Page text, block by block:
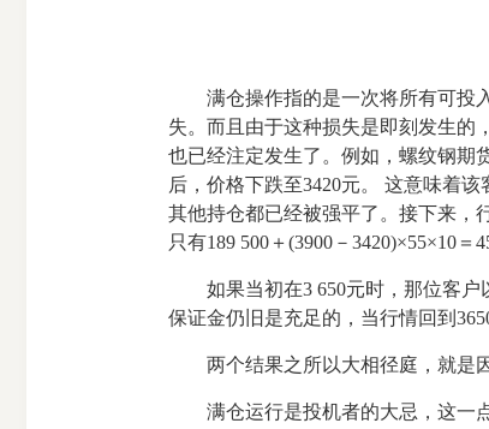
满仓操作指的是一次将所有可投入
失。而且由于这种损失是即刻发生的
也已经注定发生了。例如，螺纹钢期
后，价格下跌至3420元。 这意味着
其他持仓都已经被强平了。接下来，
只有189 500＋(3900－3420)×55×10
如果当初在3 650元时，那位客户以
保证金仍旧是充足的，当行情回到
两个结果之所以大相径庭，就是因
满仓运行是投机者的大忌，这一点